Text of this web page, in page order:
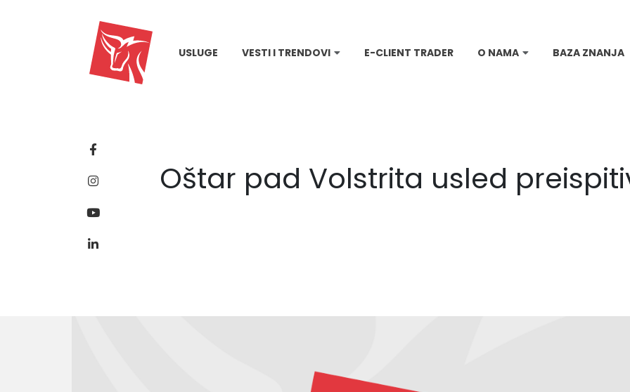
USLUGE VESTI I TRENDOVI E-CLIENT TRADER O NAMA BAZA ZNANJA
Oštar pad Volstrita usled